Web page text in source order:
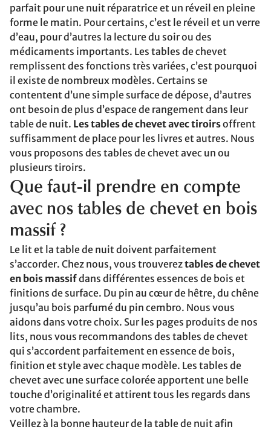
parfait pour une nuit réparatrice et un réveil en pleine
forme le matin. Pour certains, c’est le réveil et un verre
d’eau, pour d’autres la lecture du soir ou des
médicaments importants. Les tables de chevet
remplissent des fonctions très variées, c’est pourquoi
il existe de nombreux modèles. Certains se
contentent d’une simple surface de dépose, d’autres
ont besoin de plus d’espace de rangement dans leur
table de nuit. Les tables de chevet avec tiroirsoffrent
suffisamment de place pour les livres et autres. Nous
vous proposons des tables de chevet avec un ou
plusieurs tiroirs.
Que faut-il prendre en compte
avec nos tables de chevet en bois
massif ?
Le lit et la table de nuit doivent parfaitement
s’accorder. Chez nous, vous trouvereztables de chevet
en bois massifdans différentes essences de bois et
finitions de surface. Du pin au cœur de hêtre, du chêne
jusqu’au bois parfumé du pin cembro. Nous vous
aidons dans votre choix. Sur les pages produits de nos
lits, nous vous recommandons des tables de chevet
qui s’accordent parfaitement en essence de bois,
finition et style avec chaque modèle. Les tables de
chevet avec une surface colorée apportent une belle
touche d’originalité et attirent tous les regards dans
votre chambre.
Veillez à la bonne hauteur de la table de nuit afin